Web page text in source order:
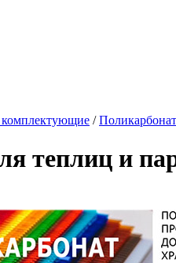
комплектующие /
теплиц и